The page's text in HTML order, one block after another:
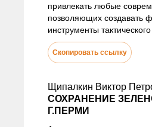
привлекать любые
позволяющих создавать
инструменты
Скопировать ссылку
Щипалкин Виктор
СОХРАНЕНИЕ
Г.ПЕРМИ